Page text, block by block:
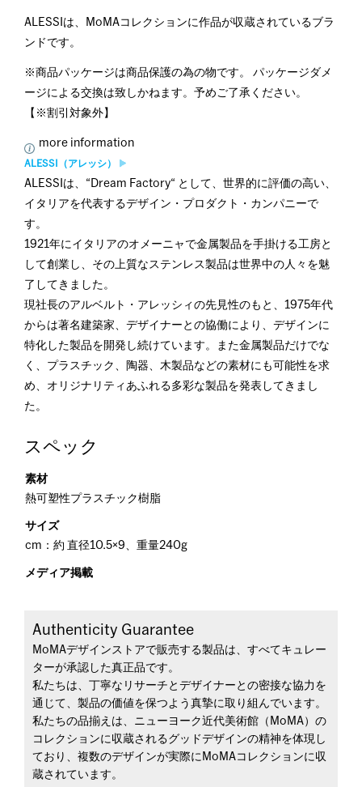
ALESSIは、MoMAコレクションに作品が収蔵されているブラ
ンドです。
※商品パッケージは商品保護の為の物です。 パッケージダメ
ージによる交換は致しかねます。予めご了承ください。
【※割引対象外】
more information
ALESSI（アレッシ）
ALESSIは、“Dream Factory“ として、世界的に評価の高い、
イタリアを代表するデザイン・プロダクト・カンパニーで
す。
1921年にイタリアのオメーニャで金属製品を手掛ける工房と
して創業し、その上質なステンレス製品は世界中の人々を魅
了してきました。
現社長のアルベルト・アレッシィの先見性のもと、1975年代
からは著名建築家、デザイナーとの協働により、デザインに
特化した製品を開発し続けています。また金属製品だけでな
く、プラスチック、陶器、木製品などの素材にも可能性を求
め、オリジナリティあふれる多彩な製品を発表してきまし
た。
スペック
素材
熱可塑性プラスチック樹脂
サイズ
cm：約 直径10.5×9、重量240g
メディア掲載
Authenticity Guarantee
MoMAデザインストアで販売する製品は、すべてキュレー
ターが承認した真正品です。
私たちは、丁寧なリサーチとデザイナーとの密接な協力を
通じて、製品の価値を保つよう真摯に取り組んでいます。
私たちの品揃えは、ニューヨーク近代美術館（MoMA）の
コレクションに収蔵されるグッドデザインの精神を体現し
ており、複数のデザインが実際にMoMAコレクションに収
蔵されています。